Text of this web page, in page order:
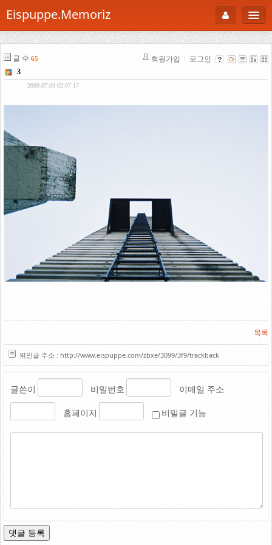
Eispuppe.Memoriz
로그인
About
AboutTori
Photo
B Cut
Portfolio
백과사전
Link
글 수 65 회원가입 로그인
3
2009.07.03 02:07:17
목록
엮인글 주소 : http://www.eispuppe.com/zbxe/3099/3f9/trackback
글쓴이 비밀번호 이메일 주소
홈페이지 비밀글 기능